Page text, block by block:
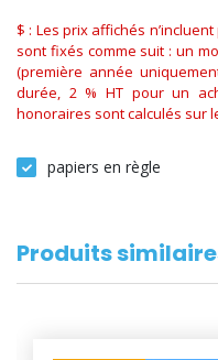
$ : Les prix affichés
sont fixés comme suit : un
(première année
durée, 2 % HT pour un
honoraires sont calculés sur
papiers en règle
Produits